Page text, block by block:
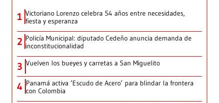
1 Victoriano Lorenzo celebra 54 años entre necesidades,
fiesta y esperanza
2 Policía Municipal: diputado Cedeño anuncia demanda de
inconstitucionalidad
3 Vuelven los bueyes y carretas a San Miguelito
4 Panamá activa ‘Escudo de Acero’ para blindar la frontera
con Colombia